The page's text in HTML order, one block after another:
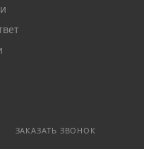
ЗАКАЗАТЬ ЗВОНОК